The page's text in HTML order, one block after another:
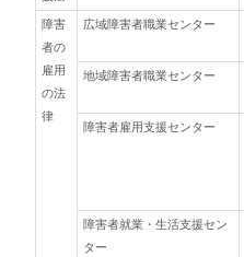
障害
者の
雇用
の法
律
広域障害者職業センター
地域障害者職業センター
障害者雇用支援センター
障害者就業・生活支援セン
ター